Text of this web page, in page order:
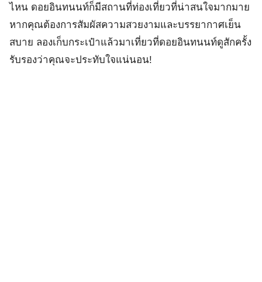
ไหน ดอยอินทนนท์ก็มีสถานที่ท่องเที่ยวที่น่าสนใจมากมาย
หากคุณต้องการสัมผัสความสวยงามและบรรยากาศเย็น
สบาย ลองเก็บกระเป๋าแล้วมาเที่ยวที่ดอยอินทนนท์ดูสักครั้ง
รับรองว่าคุณจะประทับใจแน่นอน!